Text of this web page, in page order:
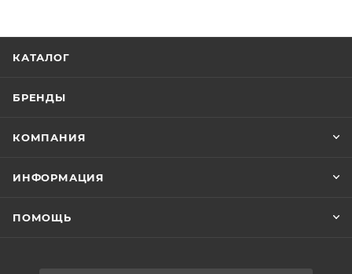
КАТАЛОГ
БРЕНДЫ
КОМПАНИЯ
ИНФОРМАЦИЯ
ПОМОЩЬ